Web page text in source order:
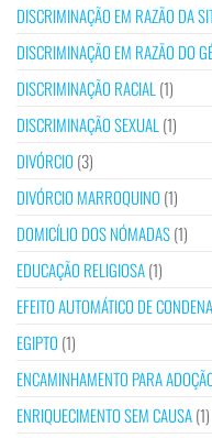
DISCRIMINAÇÃO EM RAZÃO DA
DISCRIMINAÇÃO EM RAZÃO DO
DISCRIMINAÇÃO RACIAL (1)
DISCRIMINAÇÃO SEXUAL (1)
DIVÓRCIO (3)
DIVÓRCIO MARROQUINO (1)
DOMICÍLIO DOS NÓMADAS(1)
EDUCAÇÃO RELIGIOSA(1)
EFEITO AUTOMÁTICO DE
EGIPTO (1)
ENCAMINHAMENTO PARA
ENRIQUECIMENTO SEM CAUSA(1)